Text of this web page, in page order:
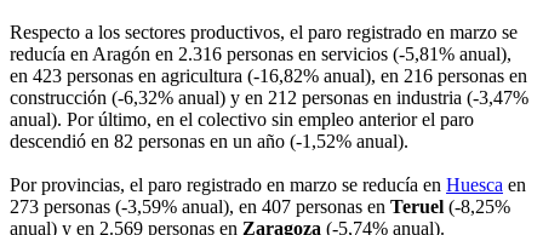
Respecto a los sectores productivos, el paro registrado en marzo se
reducía en Aragón en 2.316 personas en servicios (-5,81% anual),
en 423 personas en agricultura (-16,82% anual), en 216 personas en
construcción (-6,32% anual) y en 212 personas en industria (-3,47%
anual). Por último, en el colectivo sin empleo anterior el paro
descendió en 82 personas en un año (-1,52% anual).
Por provincias, el paro registrado en marzo se reducía en Huesca en
273 personas (-3,59% anual), en 407 personas en Teruel (-8,25%
anual) y en 2.569 personas en Zaragoza (-5,74% anual).